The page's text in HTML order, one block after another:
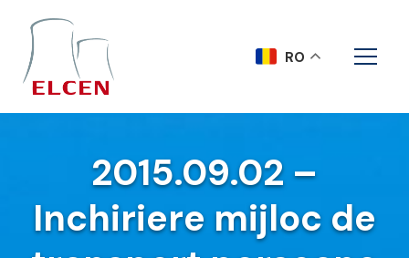
2015.09.02 –
Inchiriere mijloc de
RO